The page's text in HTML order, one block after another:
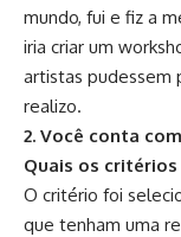
mundo, fui e fiz a
iria criar um
artistas pudessem
realizo.
2. Você conta
Quais os
O critério foi
que tenham uma